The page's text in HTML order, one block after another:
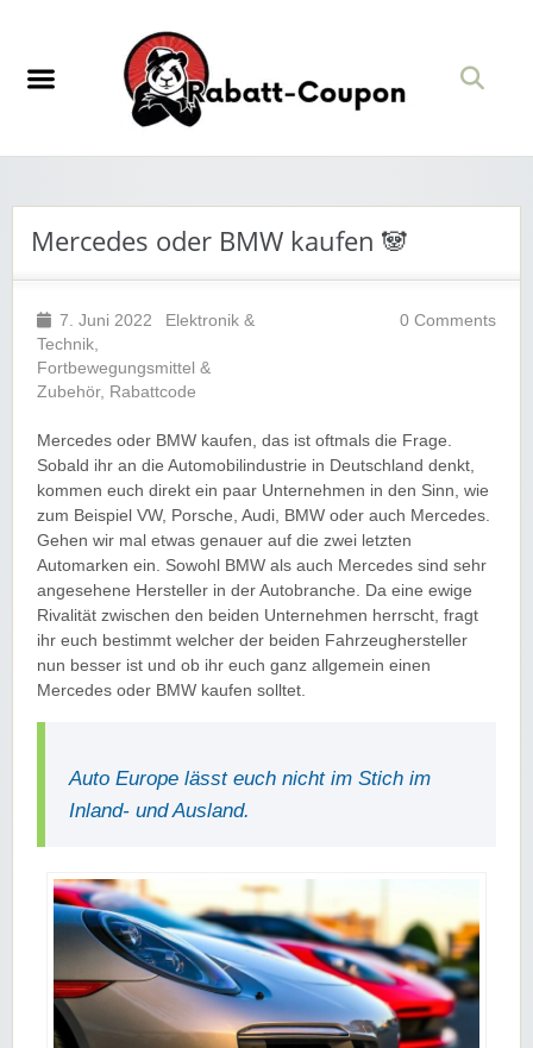
Mercedes oder BMW kaufen 🐼
7. Juni 2022
Elektronik &
Technik
Fortbewegungsmittel &
Zubehör, Rabattcode
0 Comments
Mercedes oder BMW kaufen, das ist oftmals die Frage.
Sobald ihr an die Automobilindustrie in Deutschland denkt,
kommen euch direkt ein paar Unternehmen in den Sinn, wie
zum Beispiel VW, Porsche, Audi, BMW oder auch Mercedes.
Gehen wir mal etwas genauer auf die zwei letzten
Automarken ein. Sowohl BMW als auch Mercedes sind sehr
angesehene Hersteller in der Autobranche. Da eine ewige
Rivalität zwischen den beiden Unternehmen herrscht, fragt
ihr euch bestimmt welcher der beiden Fahrzeughersteller
nun besser ist und ob ihr euch ganz allgemein einen
Mercedes oder BMW kaufen solltet.
Auto Europe lässt euch nicht im Stich im
Inland- und Ausland.